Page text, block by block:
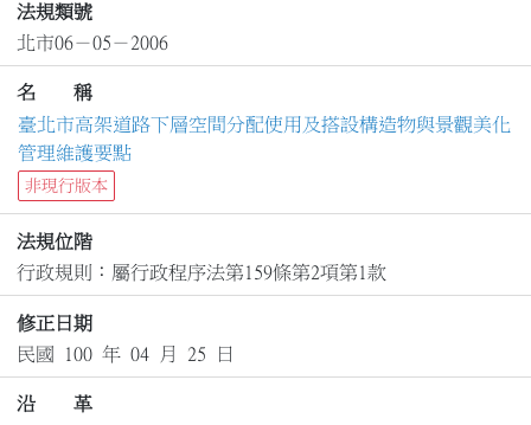
法規類號
北市06－05－2006
名 稱
臺北市高架道路下層空間分配使用及搭設構造物與景觀美化
管理維護要點
非現行版本
法規位階
行政規則：屬行政程序法第159條第2項第1款
修正日期
民國 100 年 04 月 25 日
沿 革